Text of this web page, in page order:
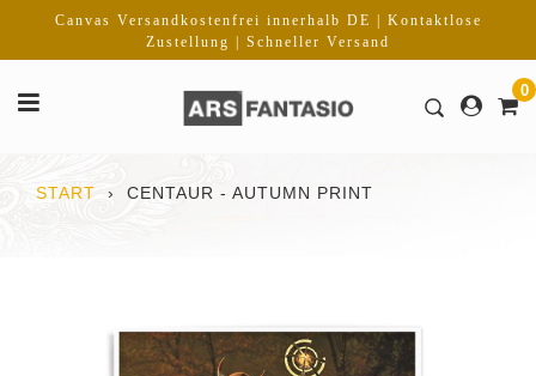
Inhalt
Canvas Versandkostenfrei innerhalb DE | Kontaktlose
Zustellung | Schneller Versand
0
START › CENTAUR - AUTUMN PRINT